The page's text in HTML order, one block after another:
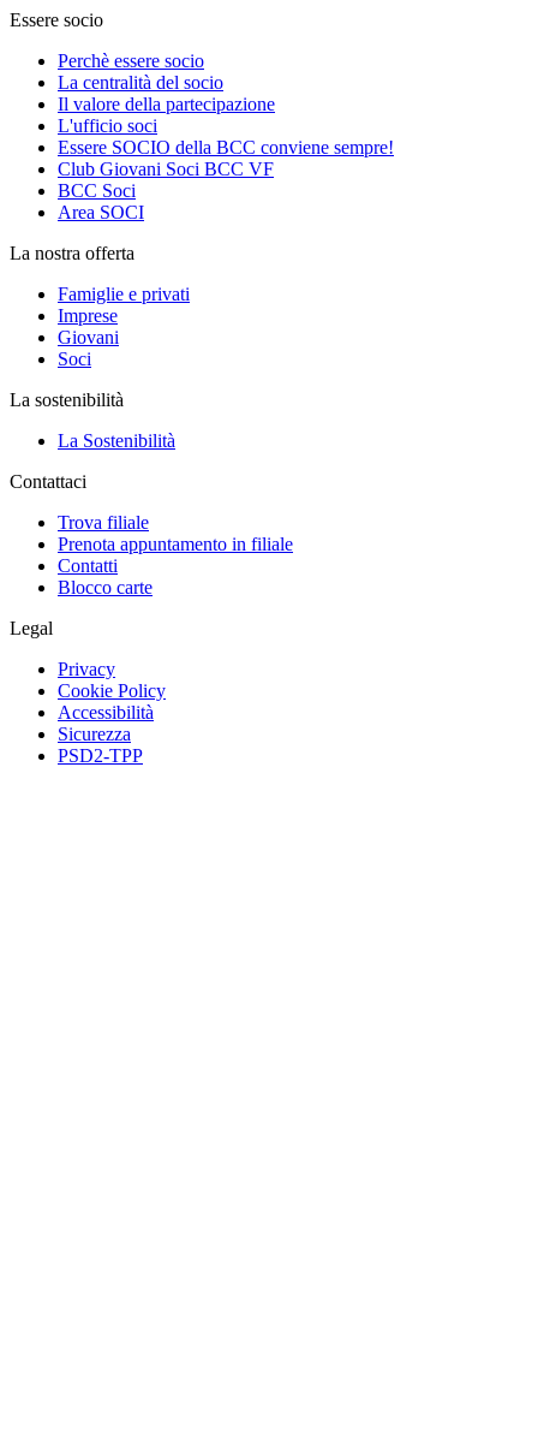
Essere socio
Perchè essere socio
La centralità del socio
Il valore della partecipazione
L'ufficio soci
Essere SOCIO della BCC conviene sempre!
Club Giovani Soci BCC VF
BCC Soci
Area SOCI
La nostra offerta
Famiglie e privati
Imprese
Giovani
Soci
La sostenibilità
La Sostenibilità
Contattaci
Trova filiale
Prenota appuntamento in filiale
Contatti
Blocco carte
Legal
Privacy
Cookie Policy
Accessibilità
Sicurezza
PSD2-TPP